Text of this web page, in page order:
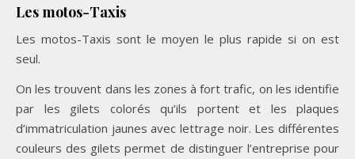
Les motos-Taxis
Les motos-Taxis sont le moyen le plus rapide si on est
seul.
On les trouvent dans les zones à fort trafic, on les identifie
par les gilets colorés qu’ils portent et les plaques
d’immatriculation jaunes avec lettrage noir. Les différentes
couleurs des gilets permet de distinguer l’entreprise pour